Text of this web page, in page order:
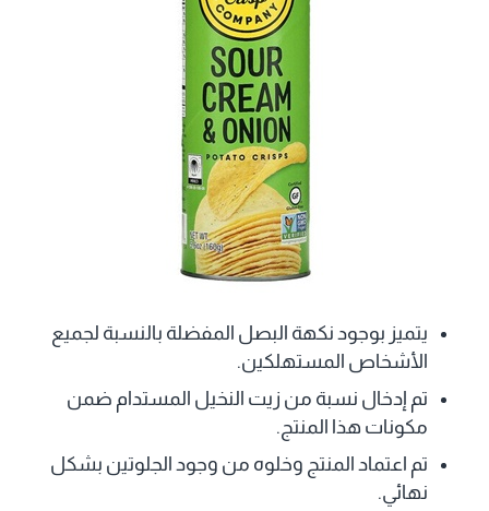
يتميز بوجود نكهة البصل المفضلة بالنسبة لجميع
الأشخاص المستهلكين.
تم إدخال نسبة من زيت النخيل المستدام ضمن
مكونات هذا المنتج.
تم اعتماد المنتج وخلوه من وجود الجلوتين بشكل
نهائي.